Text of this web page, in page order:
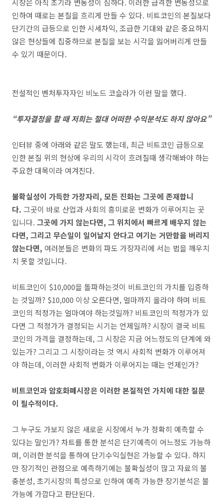
시장은 아직 초기라 변동성이 심하다. 이러한 급격한 변동성으로
인하여 때로는 본질을 흐리게 만들 수 있다. 비트코인의 본질보다
단기간의 급등으로 인한 시세차익, 조급한 기대와 같은 중요하지
않은 현상들에 집중하므로 본질을 보는 시각을 잃어버리게 만들
수 있기 때문이다.
전설적인 벤처투자자인 비노드 코슬라가 이런 말을 했다.
“투자결정을 할 때 저희는 절대 어떠한 수익분석도 하지 않아요”
인터뷰 중에 아래와 같은 말도 했는데, 최근 비트코인 급등으로
인한 본질 위의 현상에 우리의 시각이 흐려질때 생각해봐야 하는
주요한 대목이라 여겨진다.
불확실성이 가득한 가장자리, 모든 진화는 그곳에 존재합니
다. 그곳이 바로 산업과 사회의 흥미로운 변화가 이루어지는 곳
입니다. 그곳에 가지 않는다면, 그 위치에서 빠르게 배우지 않는
다면, 그리고 무슨일이 일어날지 안다고 여기는 거만함을 버리지
않는다면, 여러분들은 변화의 파도 가장자리에 서는 법을 깨우치
치 못할 것입니다.
비트코인이 $10,000을 돌파하는것이 비트코인의 가치를 입증하
는 것일까? $10,000 이상 오른다면, 얼마까지 올라야 하며 비트
코인의 적정가는 얼마여야 하는것일까? 비트코인의 적정가가 있
다면 그 적정가가 결정되는 시기는 언제일까? 시장이 결국 비트
코인의 가격을 결정하는데, 그 시장은 지금 어느정도의 단계에 와
있는가? 그리고 그 시장이라는 것 역시 사회적 변화가 이루어져
야 하는데, 이러한 사회적 변화가 이루어지는 때는 언제인가?
비트코인과 암호화폐시장은 이러한 본질적인 가치에 대한 질문
이 필수적이다.
그 누구도 가보지 않은 새로운 시장에서 누가 정확히 예측할 수
있다는 말인가? 차트를 통한 분석은 단기예측이 어느정도 가능하
며, 이러한 분석을 통하여 단기수익실현은 가능할 수 있다. 하지
만 장기적인 관점으로 예측하기에는 불확실성이 많고 자료의 불
충분성, 초기시장의 특성으로 인하여 예측 가능한 장기분석은 불
가능에 가깝다고 판단된다.